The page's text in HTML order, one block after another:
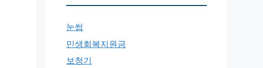
눈썹
민생회복지원금
보청기